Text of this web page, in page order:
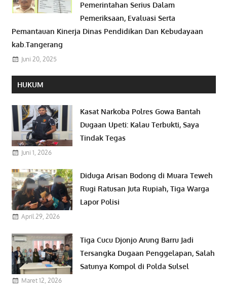
Pemerintahan Serius Dalam
Pemeriksaan, Evaluasi Serta
Pemantauan Kinerja Dinas Pendidikan Dan Kebudayaan
kab.Tangerang
Juni 20, 2025
HUKUM
Kasat Narkoba Polres Gowa Bantah
Dugaan Upeti: Kalau Terbukti, Saya
Tindak Tegas
Juni 1, 2026
Diduga Arisan Bodong di Muara Teweh
Rugi Ratusan Juta Rupiah, Tiga Warga
Lapor Polisi
April 29, 2026
Tiga Cucu Djonjo Arung Barru Jadi
Tersangka Dugaan Penggelapan, Salah
Satunya Kompol di Polda Sulsel
Maret 12, 2026